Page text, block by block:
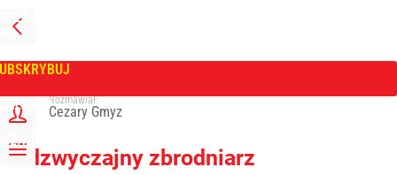
PRZEJDŹ
NA
GŁÓWNĄ
ZALOGUJ
MENU
Tygodnik Wprost
Rozmawiał:
Cezary Gmyz
Nadzwyczajny zbrodniarz